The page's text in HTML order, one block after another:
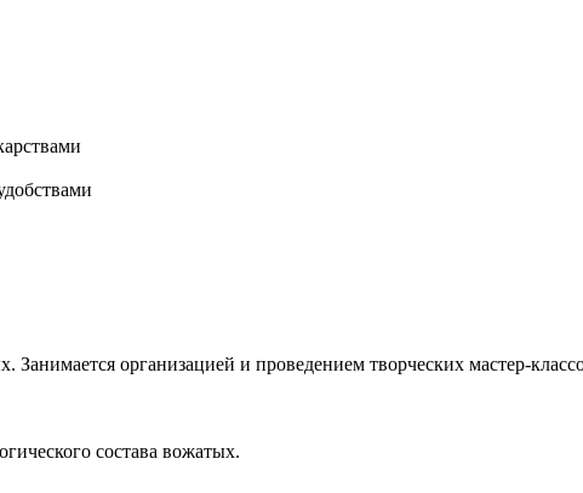
организацией и проведением творческих мастер-
состава вожатых.